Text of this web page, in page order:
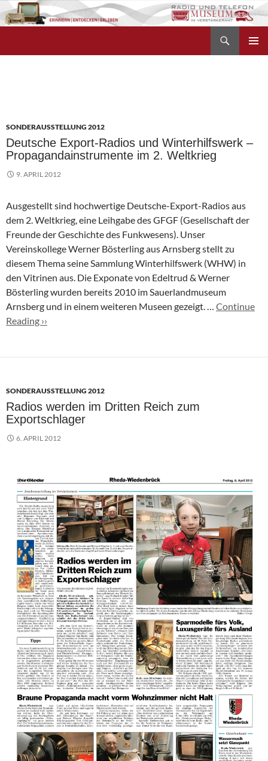
Zum
Inhalt
SONDERAUSSTELLUNG 2012
Deutsche Export-Radios und Winterhilfswerk –
Propagandainstrumente im 2. Weltkrieg
9. APRIL 2012
Ausgestellt sind hochwertige Deutsche-Export-Radios aus
dem 2. Weltkrieg, eine Leihgabe des GFGF (Gesellschaft der
Freunde der Geschichte des Funkwesens). Unser
Vereinskollege Werner Bösterling aus Arnsberg stellt zu
diesem Thema seine Sammlung Winterhilfswerk (WHW) in
den Vitrinen aus. Die Exponate von Edeltrud & Werner
Bösterling wurden bereits 2010 im Sauerlandmuseum
Arnsberg und in einem weiteren Museen gezeigt. … Continue
Reading ››
SONDERAUSSTELLUNG 2012
Radios werden im Dritten Reich zum
Exportschlager
6. APRIL 2012